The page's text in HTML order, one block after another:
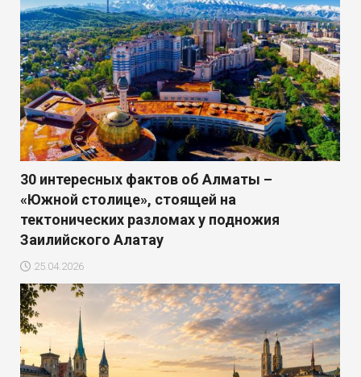
30 интересных фактов об Алматы –
«Южной столице», стоящей на
тектонических разломах у подножия
Заилийского Алатау
25.04.2026